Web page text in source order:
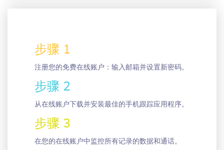
步骤 1
注册您的免费在线账户：输入邮箱并设置新密码。
步骤 2
从在线账户下载并安装最佳的手机跟踪应用程序。
步骤 3
在您的在线账户中监控所有记录的数据和通话。